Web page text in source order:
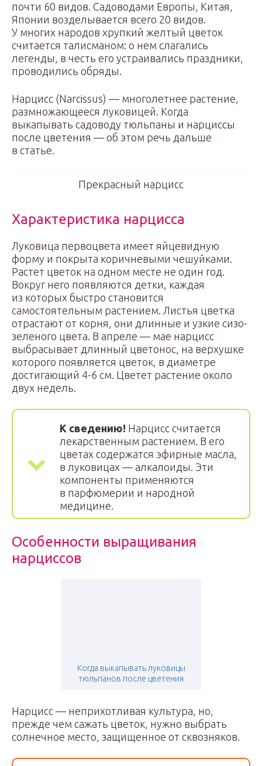
почти 60 видов. Садоводами Европы, Китая,
Японии возделывается всего 20 видов.
У многих народов хрупкий желтый цветок
считается талисманом: о нем слагались
легенды, в честь его устраивались праздники,
проводились обряды.
Нарцисс (Narcissus) — многолетнее растение,
размножающееся луковицей. Когда
выкапывать садоводу тюльпаны и нарциссы
после цветения — об этом речь дальше
в статье.
Прекрасный нарцисс
Характеристика нарцисса
Луковица первоцвета имеет яйцевидную
форму и покрыта коричневыми чешуйками.
Растет цветок на одном месте не один год.
Вокруг него появляются детки, каждая
из которых быстро становится
самостоятельным растением. Листья цветка
отрастают от корня, они длинные и узкие сизо-
зеленого цвета. В апреле — мае нарцисс
выбрасывает длинный цветонос, на верхушке
которого появляется цветок, в диаметре
достигающий 4-6 см. Цветет растение около
двух недель.
К сведению! Нарцисс считается
лекарственным растением. В его
цветах содержатся эфирные масла,
в луковицах — алкалоиды. Эти
компоненты применяются
в парфюмерии и народной
медицине.
Особенности выращивания
нарциссов
Когда выкапывать луковицы
тюльпанов после цветения
Нарцисс — неприхотливая культура, но,
прежде чем сажать цветок, нужно выбрать
солнечное место, защищенное от сквозняков.